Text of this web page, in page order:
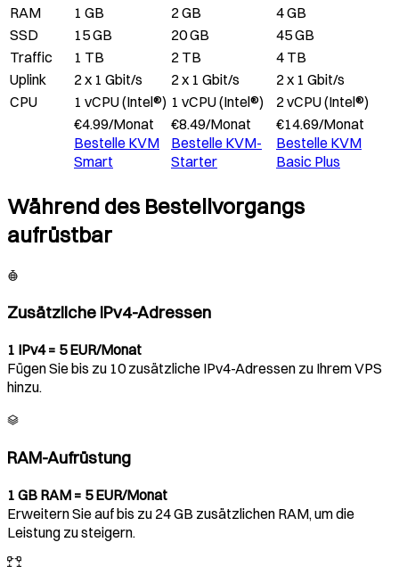
RAM
1 GB 2 GB
4 GB
SSD
15 GB 20 GB
45 GB
Traffic
1 TB 2 TB
4 TB
Uplink
2 x 1 Gbit/s 2 x 1 Gbit/s
2 x 1 Gbit/s
CPU
1 vCPU (Intel®) 1 vCPU (Intel®)
2 vCPU (Intel®)
€4.99/Monat
Bestelle KVM
Smart
€8.49/Monat
Bestelle KVM-
Starter
€14.69/Monat
Bestelle KVM
Basic Plus
Während des Bestellvorgangs
aufrüstbar
Zusätzliche IPv4-Adressen
1 IPv4 = 5 EUR/Monat
Fügen Sie bis zu 10 zusätzliche IPv4-Adressen zu Ihrem VPS
hinzu.
RAM-Aufrüstung
1 GB RAM = 5 EUR/Monat
Erweitern Sie auf bis zu 24 GB zusätzlichen RAM, um die
Leistung zu steigern.